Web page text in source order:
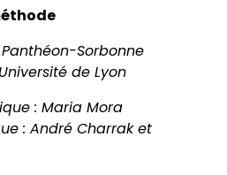
Panthéon-Sorbonne
de Lyon
: Maria Mora
: André Charrak et